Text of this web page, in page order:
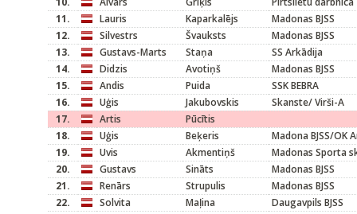
11.
Lauris Kaparkalējs
Madonas BJSS
12.
Silvestrs Švauksts
Madonas BJSS
13.
Gustavs-Marts Staņa
SS Arkādija
14.
Didzis Avotiņš
Madonas BJSS
15.
Andis Puida
SSK BEBRA
16.
Uģis Jakubovskis
Skanste/ Virši-A
17.
Artis
Pūcītis
18.
Uģis Beķeris
Madona BJSS/OK
19.
Uvis Akmentiņš
Madonas Sporta
20.
Gustavs Sināts
Madonas BJSS
21.
Renārs Strupulis
Madonas BJSS
22.
Solvita Maļina
Daugavpils BJSS